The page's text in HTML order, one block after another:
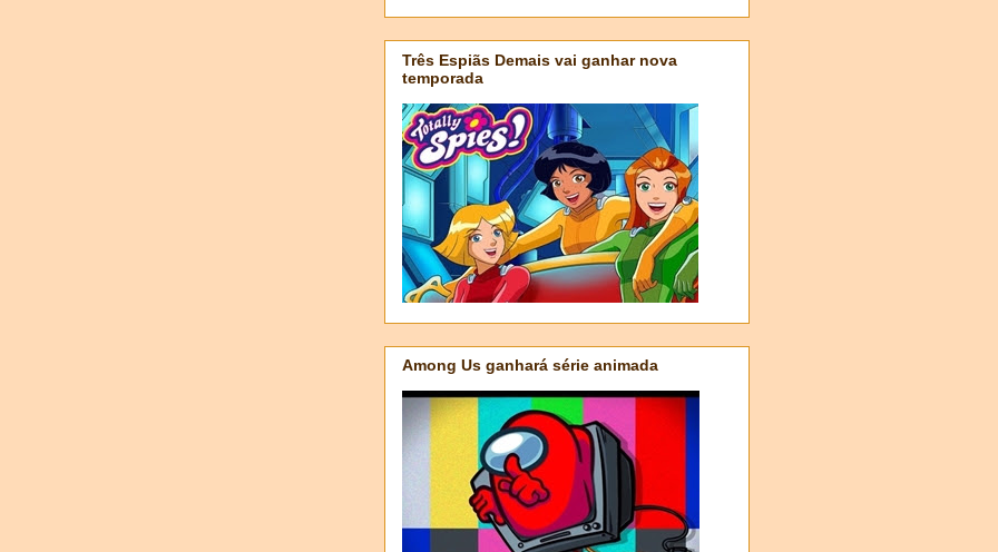
Três Espiãs Demais vai ganhar nova
temporada
Among Us ganhará série animada